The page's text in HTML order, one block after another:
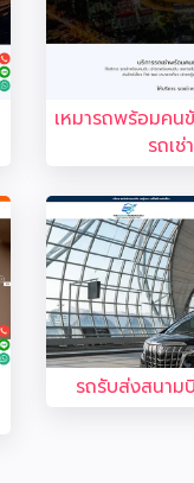
เหมารถพร้อมคน
รถเ
รถรับส่งสนาม